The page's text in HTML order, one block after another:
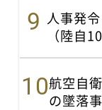
人事発
（陸自
航空自
の墜落